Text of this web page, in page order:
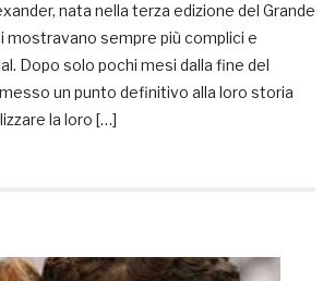
nata nella terza edizione del Grande
mostravano sempre più complici e
Dopo solo pochi mesi dalla fine del
un punto definitivo alla loro storia
la loro […]